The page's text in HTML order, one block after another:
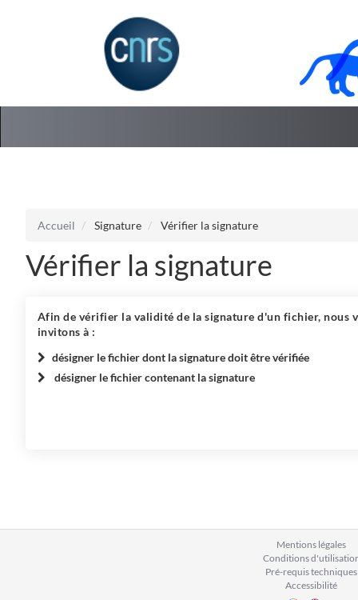
Accueil Signature Vérifier la signature
Vérifier la signature
Afin de vérifier la validité de la signature d'un fichier, nous
invitons à :
désigner le fichier dont la signature doit être vérifiée
désigner le fichier contenant la signature
Mentions légales
Conditions
Pré-requis techniques
Accessibilité